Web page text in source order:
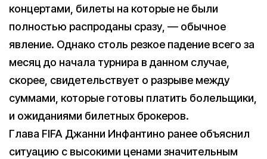
концертами, билеты на которые не были
полностью распроданы сразу, — обычное
явление. Однако столь резкое падение всего за
месяц до начала турнира в данном случае,
скорее, свидетельствует о разрыве между
суммами, которые готовы платить болельщики,
и ожиданиями билетных брокеров.
Глава FIFA Джанни Инфантино ранее объяснил
ситуацию с высокими ценами значительным